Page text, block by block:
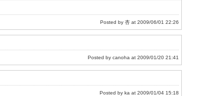
Posted by 杏 at 2009/06/01 22:26
Posted by canoha at 2009/01/20 21:41
Posted by ka at 2009/01/04 15:18